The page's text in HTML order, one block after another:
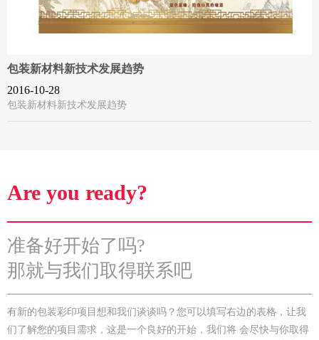
包装新材料新技术发展趋势
2016-10-28
包装新材料新技术发展趋势
Are you ready?
准备好开始了吗?
那就与我们取得联系吧
有新的包装彩印项目想和我们谈谈吗？您可以填写右边的表格，让我
们了解您的项目需求，这是一个良好的开始，我们将 会尽快与你取得